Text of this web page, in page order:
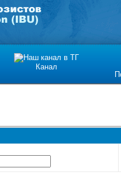
Канал